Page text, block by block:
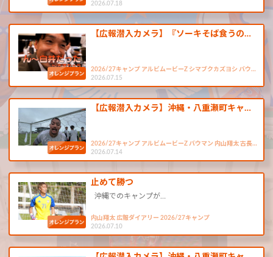
2026.07.18
【広報潜入カメラ】『ソーキそば食うの…
2026/27キャンプ アルビムービーZ シマブクカズヨシ バウ…
2026.07.15
【広報潜入カメラ】沖縄・八重瀬町キャ…
2026/27キャンプ アルビムービーZ バウマン 内山翔太 古長…
2026.07.14
止めて勝つ
沖縄でのキャンプが…
内山翔太 広報ダイアリー 2026/27キャンプ
2026.07.10